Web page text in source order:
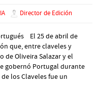
Director de Edición
El 25 de abril de
que, entre claveles y
de Oliveira Salazar y el
gobernó Portugal durante
los Claveles fue un